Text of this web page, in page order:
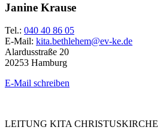
Janine Krause
Tel.: 040 40 86 05
E-Mail: kita.bethlehem@ev-ke.de
Alardusstraße 20
20253 Hamburg
E-Mail schreiben
LEITUNG KITA CHRISTUSKIRCHE